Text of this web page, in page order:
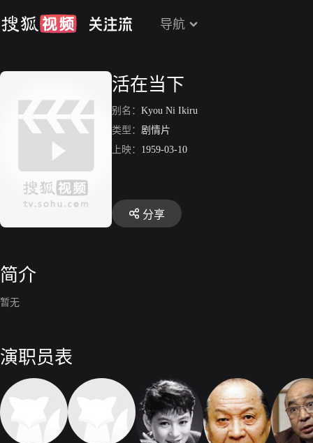
导航
活在当下
别名： Kyou Ni Ikiru
类型： 剧情片
上映： 1959-03-10
分享
简介
暂无
演职员表